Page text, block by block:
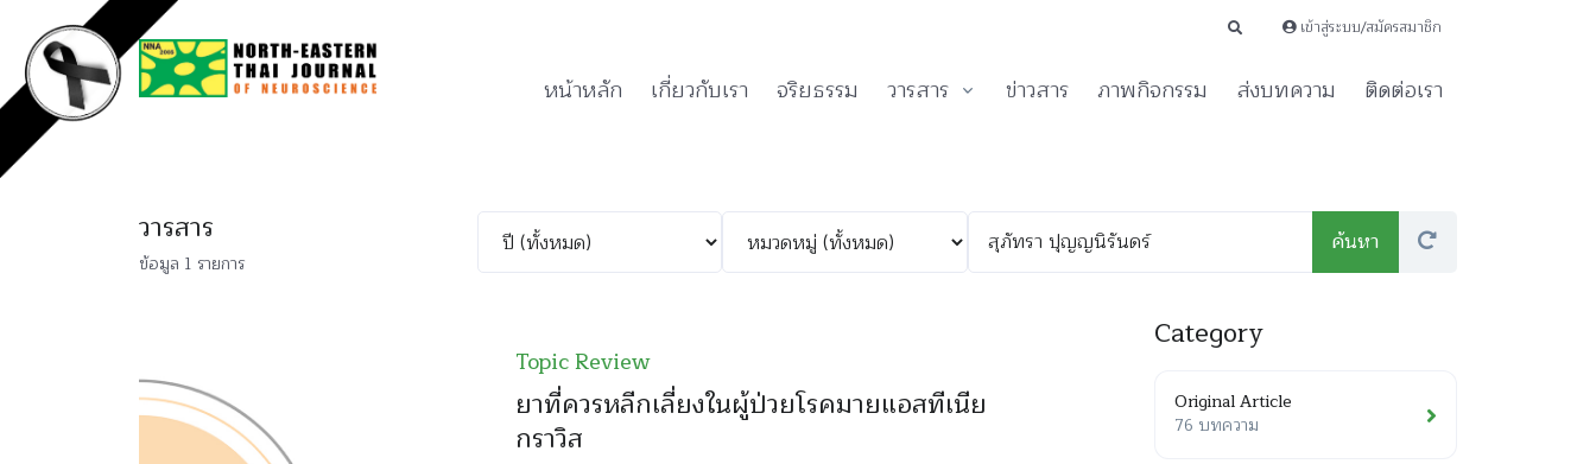
เข้าสู่ระบบ/สมัครสมาชิก
หน้าหลัก เกี่ยวกับเรา จริยธรรม วารสาร ข่าวสาร ภาพกิจกรรม ส่งบทความ ติดต่อเรา
วารสาร
ข้อมูล 1 รายการ
Topic Review
ยาที่ควรหลีกเลี่ยงในผู้ป่วยโรคมายแอสทีเนีย
กราวิส
Category
Original Article
76 บทความ